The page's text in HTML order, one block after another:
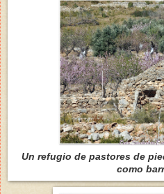
Un refugio de pastores de
como